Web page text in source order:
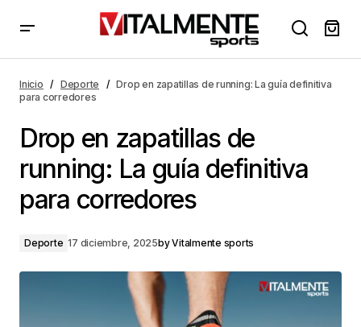
corredores
Inicio Deporte
Drop en zapatillas de running: La guía definitiva
para corredores
Drop en zapatillas de
running: La guía definitiva
para corredores
Deporte 17 diciembre, 2025byVitalmente sports